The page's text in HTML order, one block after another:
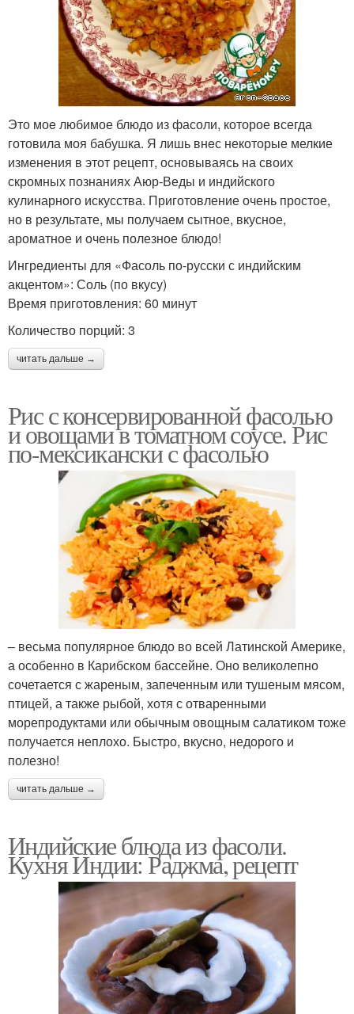
Это моe любимое блюдо из фасоли, которое всегда
готовила моя бабушка. Я лишь внeс некоторые мелкие
изменения в этот рецепт, основываясь на своих
скромных познаниях Аюр-Веды и индийского
кулинарного искусства. Приготовление очень простое,
но в результате, мы получаем сытное, вкусное,
ароматное и очень полезное блюдо!
Ингредиенты для «Фасоль по-русски с индийским
акцентом»: Соль (по вкусу)
Время приготовления: 60 минут
Количество порций: 3
читать дальше →
Рис с консервированной фасолью
и овощами в томатном соусе. Рис
по-мексикански с фасолью
– весьма популярное блюдо во всей Латинской Америке,
а особенно в Карибском бассейне. Оно великолепно
сочетается с жареным, запеченным или тушеным мясом,
птицей, а также рыбой, хотя с отваренными
морепродуктами или обычным овощным салатиком тоже
получается неплохо. Быстро, вкусно, недорого и
полезно!
читать дальше →
Индийские блюда из фасоли.
Кухня Индии: Раджма, рецепт